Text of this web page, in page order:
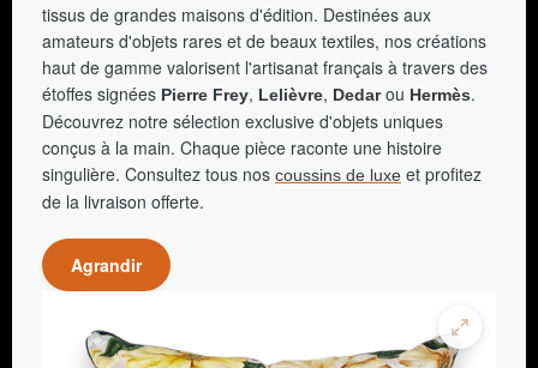
tissus de grandes maisons d'édition. Destinées aux
amateurs d'objets rares et de beaux textiles, nos créations
haut de gamme valorisent l'artisanat français à travers des
étoffes signées Pierre Frey, Lelièvre, Dedarou Hermès.
Découvrez notre sélection exclusive d'objets uniques
conçus à la main. Chaque pièce raconte une histoire
singulière. Consultez tous nos coussins de luxe et profitez
de la livraison offerte.
Agrandir